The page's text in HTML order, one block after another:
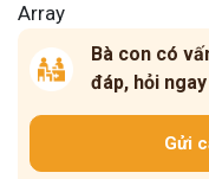
Array
Bà con có
đáp, hỏi
Gửi